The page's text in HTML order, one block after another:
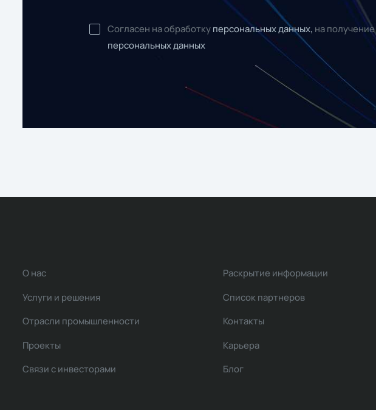
Согласен на обработку персональных данных, на получение
персональных данных
О нас
Услуги и решения
Отрасли промышленности
Проекты
Связи с инвесторами
Раскрытие информации
Список партнеров
Контакты
Карьера
Блог